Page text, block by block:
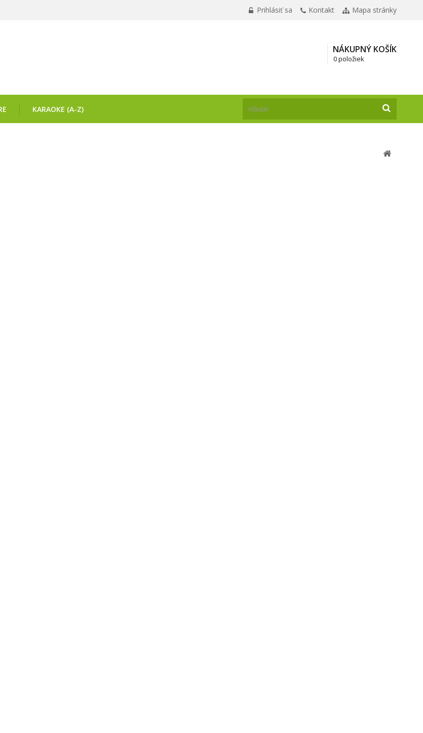
Prihlásiť sa Kontakt Mapa stránky
NÁKUPNÝ KOŠÍK
0 položiek
KARAOKE (A-Z)